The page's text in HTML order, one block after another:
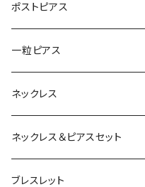
ポストピアス
一粒ピアス
ネックレス
ネックレス＆ピアスセット
ブレスレット